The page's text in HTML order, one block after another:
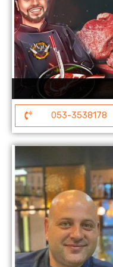
053-3538178